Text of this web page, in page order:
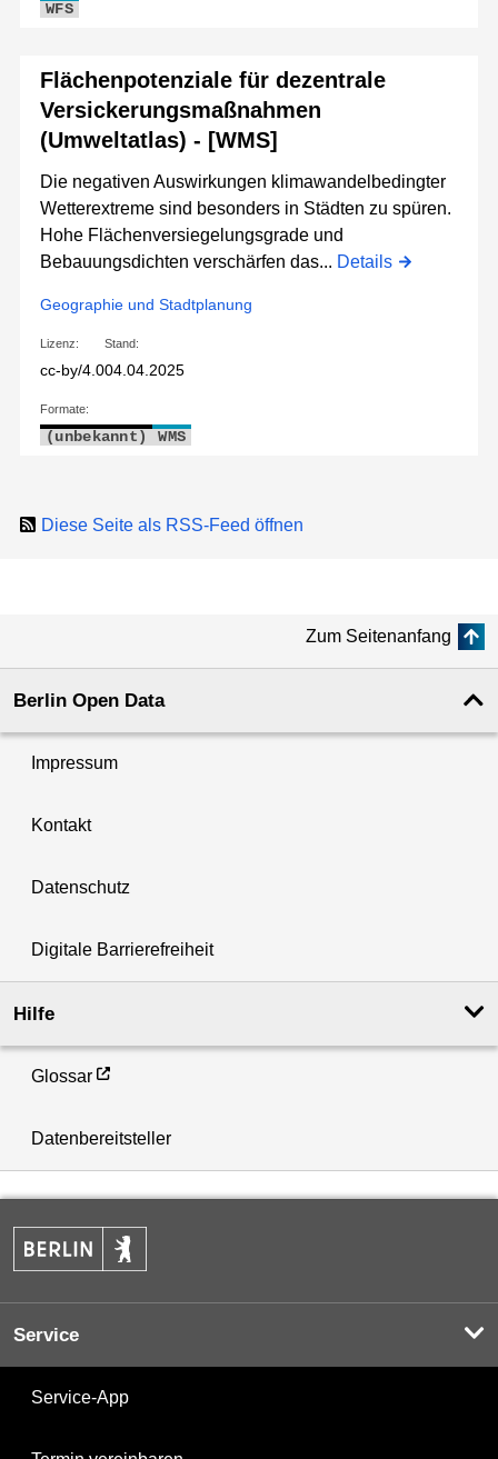
WFS
Flächenpotenziale für dezentrale
Versickerungsmaßnahmen
(Umweltatlas) - [WMS]
Die negativen Auswirkungen klimawandelbedingter
Wetterextreme sind besonders in Städten zu spüren.
Hohe Flächenversiegelungsgrade und
Bebauungsdichten verschärfen das... Details
Geographie und Stadtplanung
Lizenz:
cc-by/4.0
Stand:
04.04.2025
Formate:
(unbekannt) WMS
Diese Seite als RSS-Feed öffnen
Zum Seitenanfang
Berlin Open Data
Impressum
Kontakt
Datenschutz
Digitale Barrierefreiheit
Hilfe
Glossar
Datenbereitsteller
Service
Service-App